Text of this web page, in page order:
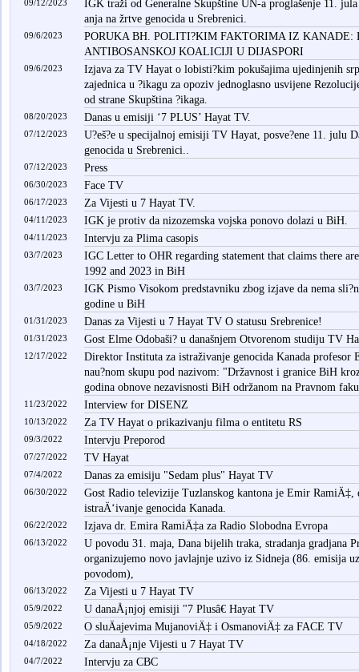
09/12/2023
IGK traži od Generalne Skupštine UN-a proglašenje 11.
anja na žrtve genocida u Srebrenici.
09/6/2023
PORUKA BH. POLITI?KIM FAKTORIMA IZ KANADE:
ANTIBOSANSKOJ KOALICIJI U DIJASPORI
09/6/2023
Izjava za TV Hayat o lobisti?kim pokušajima ujedinjenih
zajednica u ?ikagu za opoziv jednoglasno usvijene
od strane Skupština ?ikaga.
08/20/2023 Danas u emisiji ‘7 PLUS’ Hayat TV.
07/12/2023
U?eš?e u specijalnoj emisiji TV Hayat, posve?ene 11. julu
genocida u Srebrenici..
07/12/2023 Press
06/30/2023 Face TV
06/17/2023 Za Vijesti u 7 Hayat TV.
04/11/2023 IGK je protiv da nizozemska vojska ponovo dolazi u BiH.
04/11/2023 Intervju za Plima casopis
03/7/2023
IGC Letter to OHR regarding statement that claims there
1992 and 2023 in BiH
03/7/2023
IGK Pismo Visokom predstavniku zbog izjave da nema
godine u BiH
01/31/2023 Danas za Vijesti u 7 Hayat TV O statusu Srebrenice!
01/31/2023 Gost Elme Odobaši? u današnjem Otvorenom studiju TV
12/17/2022
Direktor Instituta za istraživanje genocida Kanada profesor
nau?nom skupu pod nazivom: "Državnost i granice BiH
godina obnove nezavisnosti BiH održanom na Pravnom
11/23/2022 Interview for DISENZ
10/13/2022 Za TV Hayat o prikazivanju filma o entitetu RS
09/3/2022 Intervju Preporod
07/27/2022 TV Hayat
07/4/2022 Danas za emisiju "Sedam plus" Hayat TV
06/30/2022
Gost Radio televizije Tuzlanskog kantona je Emir RamiÄ‡,
istraÄ‘ivanje genocida Kanada.
06/22/2022 Izjava dr. Emira RamiÄ‡a za Radio Slobodna Evropa
06/13/2022
U povodu 31. maja, Dana bijelih traka, stradanja gradjana
organizujemo novo javlajnje uzivo iz Sidneja (86. emisija
povodom),
06/13/2022 Za Vijesti u 7 Hayat TV
05/9/2022 U danaÅ¡njoj emisiji "7 Plusâ€ Hayat TV
05/9/2022 O sluÄajevima MujanoviÄ‡ i OsmanoviÄ‡ za FACE TV
04/18/2022 Za danaÅ¡nje Vijesti u 7 Hayat TV
04/7/2022 Intervju za CBC